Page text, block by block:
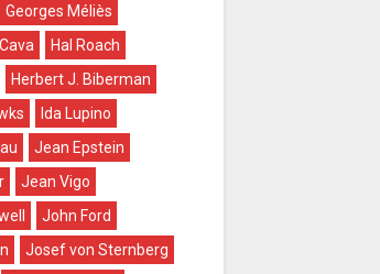
Georges Méliès
Hal Roach
Herbert J. Biberman
Ida Lupino
Jean Epstein
Jean Vigo
John Ford
Josef von Sternberg